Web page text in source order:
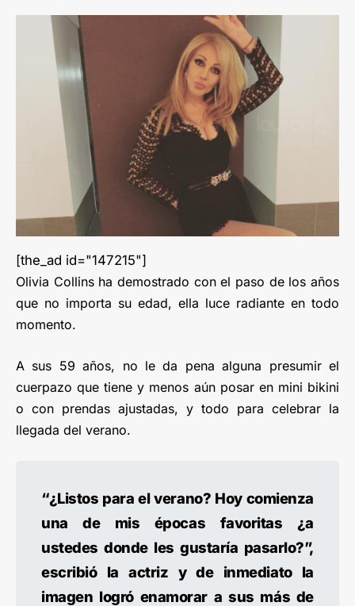
[the_ad id="147215"]
Olivia Collins ha demostrado con el paso de los años
que no importa su edad, ella luce radiante en todo
momento.
A sus 59 años, no le da pena alguna presumir el
cuerpazo que tiene y menos aún posar en mini bikini
o con prendas ajustadas, y todo para celebrar la
llegada del verano.
“¿Listos para el verano? Hoy comienza
una de mis épocas favoritas ¿a
ustedes donde les gustaría pasarlo?”,
escribió la actriz y de inmediato la
imagen logró enamorar a sus más de